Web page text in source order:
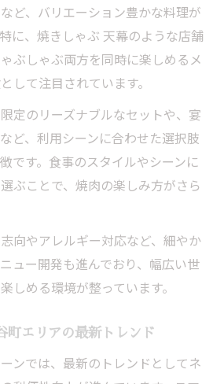
ど、バリエーション豊かな料理が
に、焼きしゃぶ 天幕のような店舗
ぶしゃぶ両方を同時に楽しめるメ
して注目されています。
定のリーズナブルなセットや、宴
ど、利用シーンに合わせた選択肢
です。食事のスタイルやシーンに
ぶことで、焼肉の楽しみ方がさら
向やアレルギー対応など、細やか
ュー開発も進んでおり、幅広い世
しめる環境が整っています。
町エリアの最新トレンド
ンでは、最新のトレンドとしてネ